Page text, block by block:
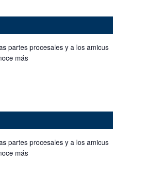
partes procesales y a los amicus
más
partes procesales y a los amicus
más